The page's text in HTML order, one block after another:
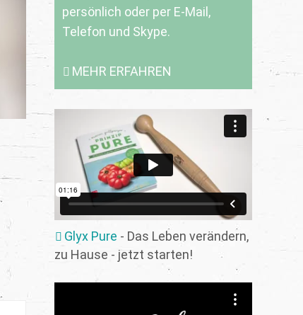
persönlich oder per E-Mail,
Telefon und Skype.
MEHR ERFAHREN
Glyx Pure - Das Leben verändern,
zu Hause - jetzt starten!